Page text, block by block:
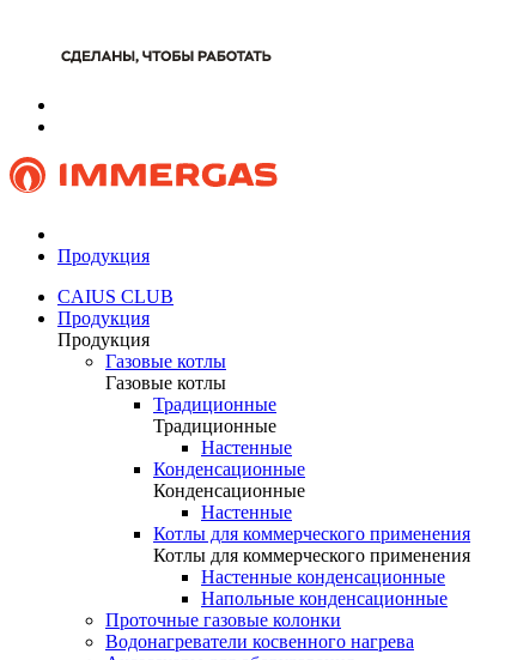
Продукция
CAIUS CLUB
Продукция
Продукция
Газовые котлы
Газовые котлы
Традиционные
Традиционные
Настенные
Конденсационные
Конденсационные
Настенные
Котлы для коммерческого применения
Котлы для коммерческого применения
Настенные конденсационные
Напольные конденсационные
Проточные газовые колонки
Водонагреватели косвенного нагрева